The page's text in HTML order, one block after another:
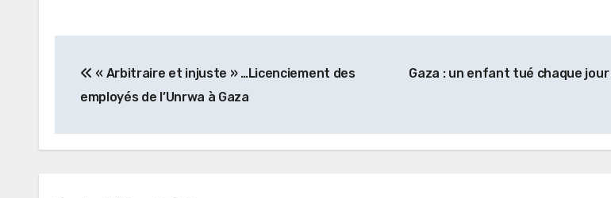
de
« Arbitraire et injuste » …Licenciement des
employés de l’Unrwa à Gaza
Gaza : un enfant tué chaque